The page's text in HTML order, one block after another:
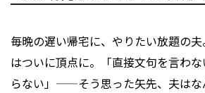
毎晩の遅い帰宅に、やりたい放題の
はついに頂点に。「直接文句を言わ
らない」——そう思った矢先、夫はな